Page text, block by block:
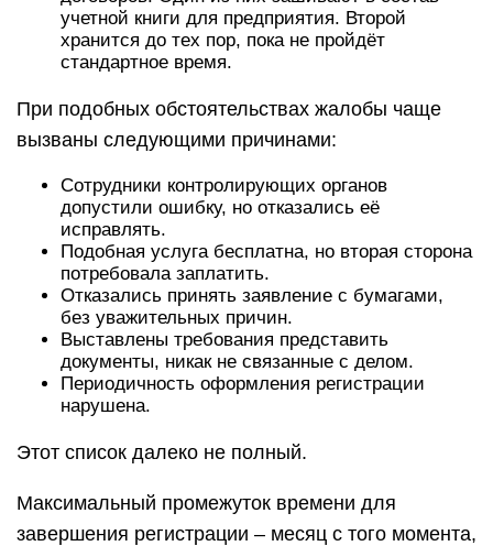
учетной книги для предприятия. Второй
хранится до тех пор, пока не пройдёт
стандартное время.
При подобных обстоятельствах жалобы чаще
вызваны следующими причинами:
Сотрудники контролирующих органов
допустили ошибку, но отказались её
исправлять.
Подобная услуга бесплатна, но вторая сторона
потребовала заплатить.
Отказались принять заявление с бумагами,
без уважительных причин.
Выставлены требования представить
документы, никак не связанные с делом.
Периодичность оформления регистрации
нарушена.
Этот список далеко не полный.
Максимальный промежуток времени для
завершения регистрации – месяц с того момента,